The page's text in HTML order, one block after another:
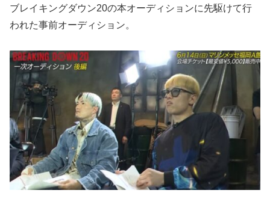
ブレイキングダウン20の本オーディションに先駆けて行
われた事前オーディション。